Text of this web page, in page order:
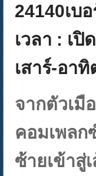
24140เบ
เวลา : เปิ
เสาร์-อา
จากตัวเมื
คอมเพลก
ซ้ายเข้าสู่